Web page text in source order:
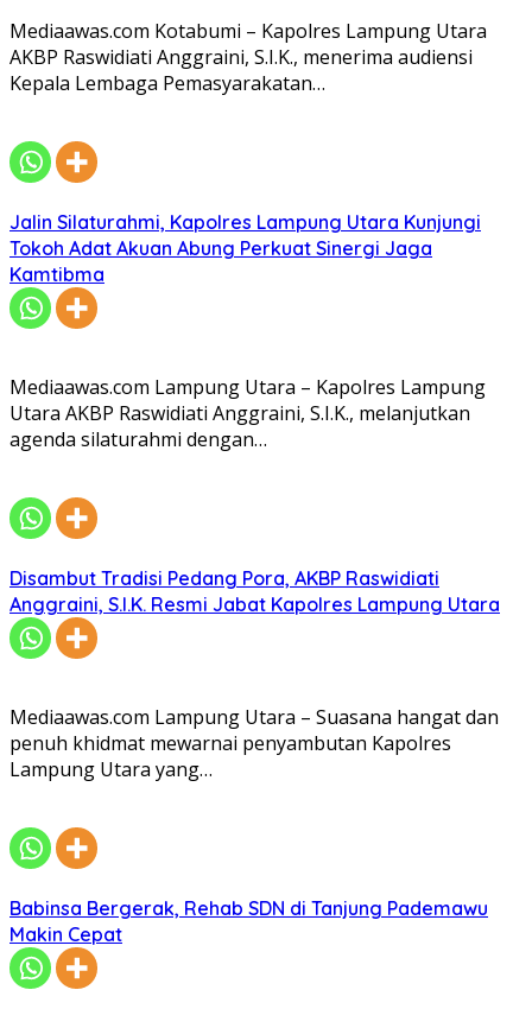
Mediaawas.com Kotabumi – Kapolres Lampung Utara
AKBP Raswidiati Anggraini, S.I.K., menerima audiensi
Kepala Lembaga Pemasyarakatan…
Jalin Silaturahmi, Kapolres Lampung Utara Kunjungi
Tokoh Adat Akuan Abung Perkuat Sinergi Jaga
Kamtibma
Mediaawas.com Lampung Utara – Kapolres Lampung
Utara AKBP Raswidiati Anggraini, S.I.K., melanjutkan
agenda silaturahmi dengan…
Disambut Tradisi Pedang Pora, AKBP Raswidiati
Anggraini, S.I.K. Resmi Jabat Kapolres Lampung Utara
Mediaawas.com Lampung Utara – Suasana hangat dan
penuh khidmat mewarnai penyambutan Kapolres
Lampung Utara yang…
Babinsa Bergerak, Rehab SDN di Tanjung Pademawu
Makin Cepat